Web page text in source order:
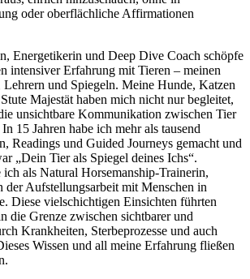
oder oberflächliche Affirmationen
Energetikerin und Deep Dive Coach schöpfe
intensiver Erfahrung mit Tieren – meinen
Lehrern und Spiegeln. Meine Hunde, Katzen
Majestät haben mich nicht nur begleitet,
unsichtbare Kommunikation zwischen Tier
15 Jahren habe ich mehr als tausend
Readings und Guided Journeys gemacht und
„Dein Tier als Spiegel deines Ichs“.
als Natural Horsemanship-Trainerin,
der Aufstellungsarbeit mit Menschen in
Diese vielschichtigen Einsichten führten
die Grenze zwischen sichtbarer und
Krankheiten, Sterbeprozesse und auch
Wissen und all meine Erfahrung fließen